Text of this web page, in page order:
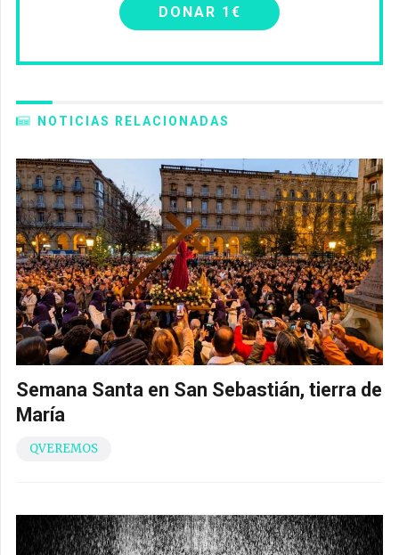
DONAR 1€
NOTICIAS RELACIONADAS
Semana Santa en San Sebastián, tierra de
María
QVEREMOS